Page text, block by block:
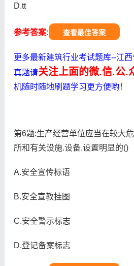
D.tt
参考答案: 查看最佳答案
更多最新建筑行业考试题库--江
真题请关注上面的微.信.公.
机随时随地刷题学习更方便哟！
第6题:生产经营单位应当在较大
所和有关设施.设备.设置明显的()
A.安全宣传标语
B.安全宣教挂图
C.安全警示标志
D.登记备案标志